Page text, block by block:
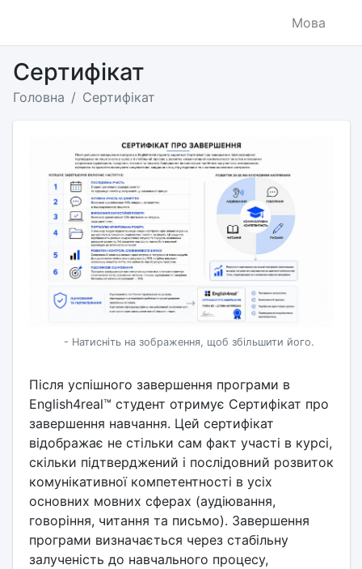
Мова
Сертифікат
Головна Сертифікат
- Натисніть на зображення, щоб збільшити його.
Після успішного завершення програми в
English4real™ студент отримує Сертифікат про
завершення навчання. Цей сертифікат
відображає не стільки сам факт участі в курсі,
скільки підтверджений і послідовний розвиток
комунікативної компетентності в усіх
основних мовних сферах (аудіювання,
говоріння, читання та письмо). Завершення
програми визначається через стабільну
залученість до навчального процесу,